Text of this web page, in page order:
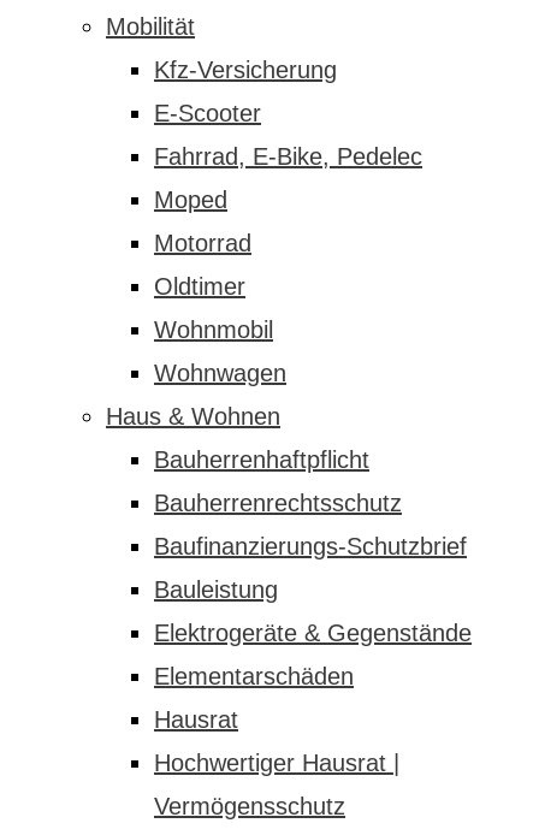
Mobilität
Kfz-Versicherung
E-Scooter
Fahrrad, E-Bike, Pedelec
Moped
Motorrad
Oldtimer
Wohnmobil
Wohnwagen
Haus & Wohnen
Bauherrenhaftpflicht
Bauherrenrechtsschutz
Baufinanzierungs-Schutzbrief
Bauleistung
Elektrogeräte & Gegenstände
Elementarschäden
Hausrat
Hochwertiger Hausrat |
Vermögensschutz